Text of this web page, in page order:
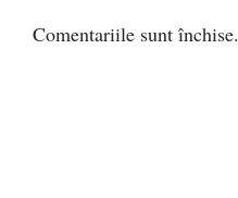
Comentariile sunt închise.